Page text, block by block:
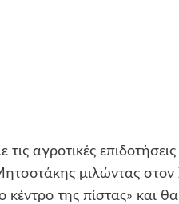
τις αγροτικές
μιλώντας στον
κέντρο της πίστας» και